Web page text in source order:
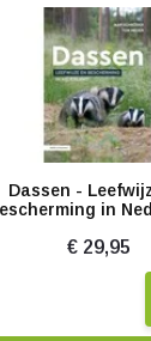
Dassen -
in
€ 29,95